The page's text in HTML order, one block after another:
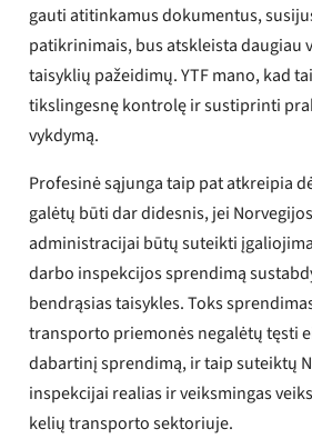
gauti atitinkamus dokumentus,
patikrinimais, bus atskleista daugiau
taisyklių pažeidimų. YTF mano, kad
tikslingesnę kontrolę ir sustiprinti
vykdymą.
Profesinė sąjunga taip pat atkreipia
galėtų būti dar didesnis, jei
administracijai būtų suteikti
darbo inspekcijos sprendimą
bendrąsias taisykles. Toks
transporto priemonės negalėtų tęsti
dabartinį sprendimą, ir taip suteiktų
inspekcijai realias ir veiksmingas
kelių transporto sektoriuje.